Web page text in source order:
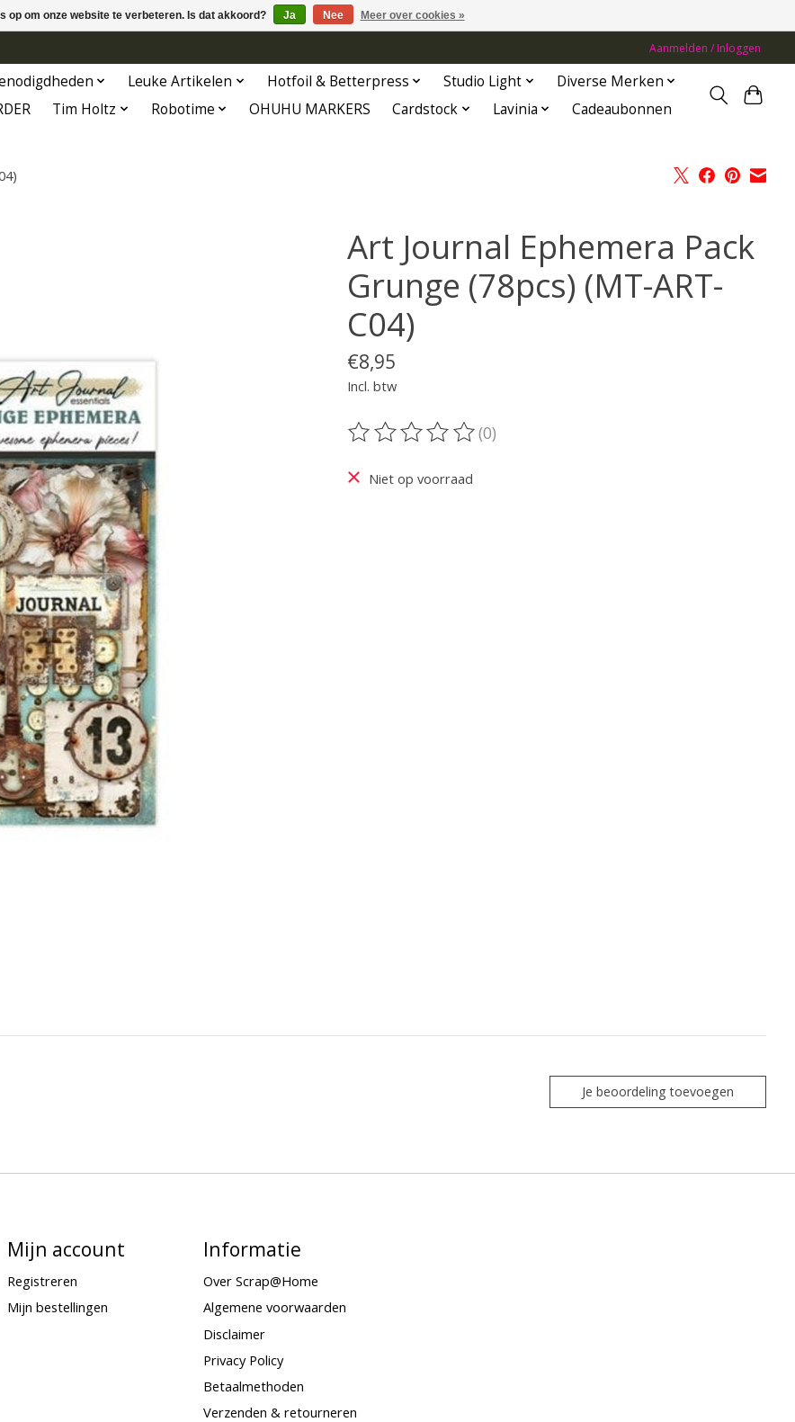
Aanmelden / Inloggen
Leuke Artikelen Hotfoil & Betterpress Studio Light
Diverse Merken
Tim Holtz Robotime OHUHU MARKERS Cardstock Lavinia Cadeaubonnen
Art Journal Ephemera Pack
Grunge (78pcs) (MT-ART-
C04)
€8,95
Incl. btw
De beoordeling van dit product is
(0)
Niet op voorraad
Je beoordeling toevoegen
Mijn account
Registreren
Mijn bestellingen
Informatie
Over Scrap@Home
Algemene voorwaarden
Disclaimer
Privacy Policy
Betaalmethoden
Verzenden & retourneren
op om onze website te verbeteren. Is dat akkoord? Ja Nee Meer over cookies »